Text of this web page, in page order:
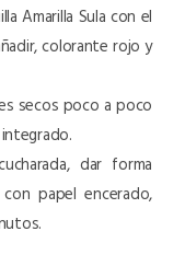
Amarilla Sula con el
colorante rojo y
secos poco a poco
dar forma
papel encerado,